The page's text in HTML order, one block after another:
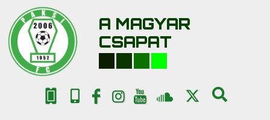
A MAGYAR
CSAPAT